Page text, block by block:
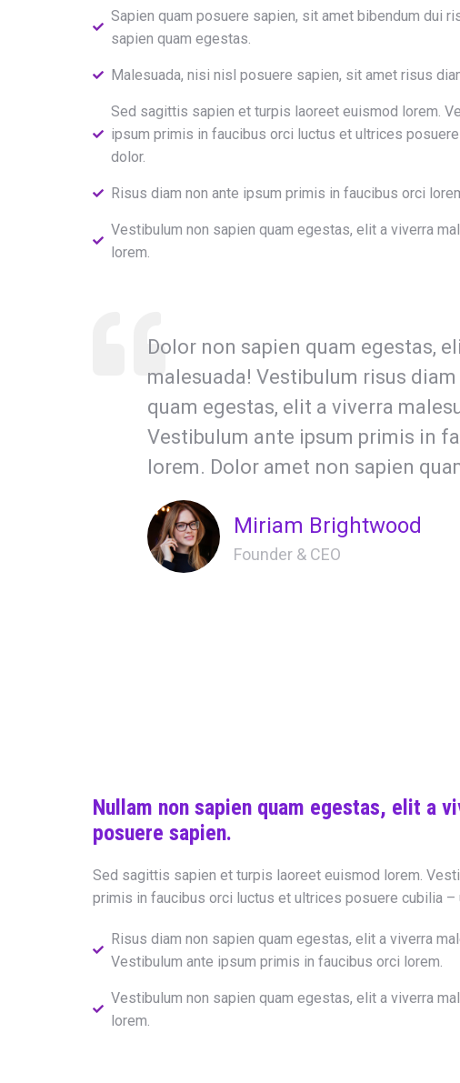
Sapien quam posuere sapien, sit amet bibendum dui
sapien quam egestas.
Malesuada, nisi nisl posuere sapien, sit amet risus
Sed sagittis sapien et turpis laoreet euismod lorem.
ipsum primis in faucibus orci luctus et ultrices
dolor.
Risus diam non ante ipsum primis in faucibus orci
Vestibulum non sapien quam egestas, elit a viverra
lorem.
Dolor non sapien quam egestas,
malesuada! Vestibulum risus
quam egestas, elit a viverra
Vestibulum ante ipsum primis in
lorem. Dolor amet non sapien
Miriam Brightwood
Founder & CEO
Nullam non sapien quam egestas, elit a
posuere sapien.
Sed sagittis sapien et turpis laoreet euismod lorem.
primis in faucibus orci luctus et ultrices posuere cubilia –
Risus diam non sapien quam egestas, elit a viverra
Vestibulum ante ipsum primis in faucibus orci lorem.
Vestibulum non sapien quam egestas, elit a viverra
lorem.